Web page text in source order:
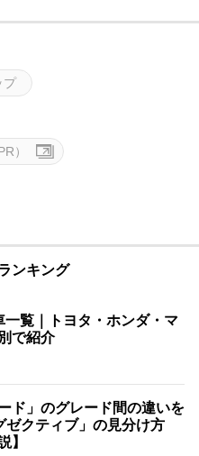
プ
）
ンキング
覧｜トヨタ・ホンダ・マ
で紹介
ド」のグレード間の違いを
ゼクティブ」の見分け方
】